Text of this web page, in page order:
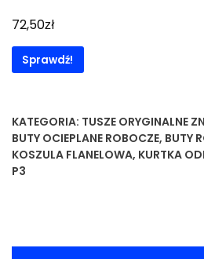
72,50zł
Sprawdź!
KATEGORIA: TUSZE ORYGINALNE
BUTY OCIEPLANE ROBOCZE, BUTY
KOSZULA FLANELOWA, KURTKA
P3